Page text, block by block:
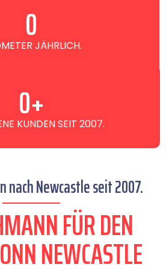
JÄHRLICH.
0
KUNDEN SEIT 2007.
0+
nach Newcastle seit 2007.
FÜR DEN
NEWCASTLE